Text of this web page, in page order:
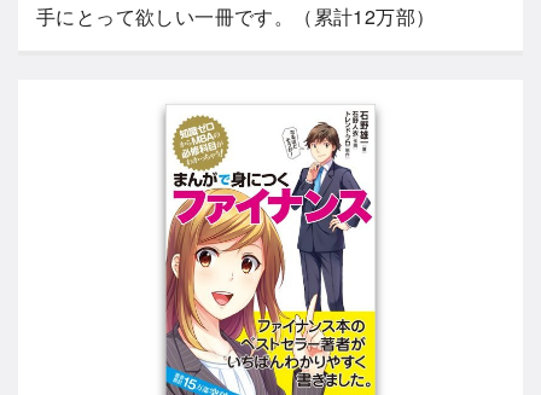
手にとって欲しい一冊です。（累計12万部）